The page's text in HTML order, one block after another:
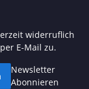
widerruflich
E-Mail zu.
Newsletter
Abonnieren